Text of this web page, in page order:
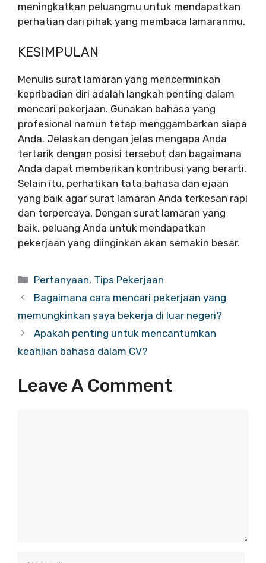
meningkatkan peluangmu untuk mendapatkan
perhatian dari pihak yang membaca lamaranmu.
KESIMPULAN
Menulis surat lamaran yang mencerminkan
kepribadian diri adalah langkah penting dalam
mencari pekerjaan. Gunakan bahasa yang
profesional namun tetap menggambarkan siapa
Anda. Jelaskan dengan jelas mengapa Anda
tertarik dengan posisi tersebut dan bagaimana
Anda dapat memberikan kontribusi yang berarti.
Selain itu, perhatikan tata bahasa dan ejaan
yang baik agar surat lamaran Anda terkesan rapi
dan terpercaya. Dengan surat lamaran yang
baik, peluang Anda untuk mendapatkan
pekerjaan yang diinginkan akan semakin besar.
Categories
Pertanyaan, Tips Pekerjaan
Bagaimana cara mencari pekerjaan yang
memungkinkan saya bekerja di luar negeri?
Apakah penting untuk mencantumkan
keahlian bahasa dalam CV?
Leave A Comment